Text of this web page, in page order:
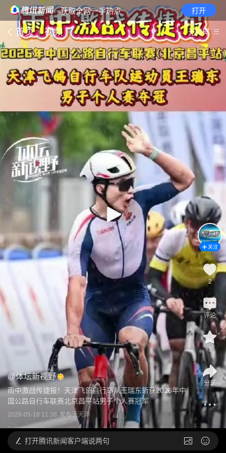
· 获取全网一手热点 打开
首页 视频 无障碍
@体坛新视野
雨中激战传捷报！天津飞鸽自行车队王瑞东斩获2026年中
国公路自行车联赛北京昌平站男子个人赛冠军
2026-05-18 11:38 发布于天津
关注
2
评论
1
分享
打开腾讯新闻客户端说两句